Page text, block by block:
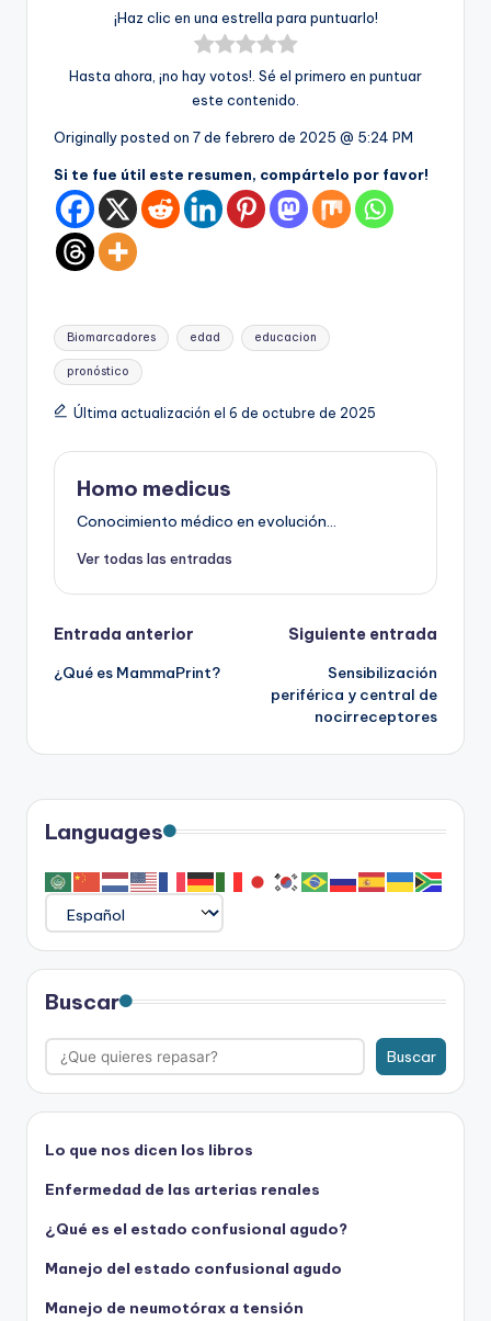
¡Haz clic en una estrella para puntuarlo!
Hasta ahora, ¡no hay votos!. Sé el primero en puntuar
este contenido.
Originally posted on 7 de febrero de 2025 @ 5:24 PM
Si te fue útil este resumen, compártelo por favor!
Etiquetas:
Biomarcadores edad educacion
pronóstico
Última actualización el 6 de octubre de 2025
Homo medicus
Conocimiento médico en evolución...
Ver todas las entradas
Navegación
de
Entrada anterior
¿Qué es MammaPrint?
Siguiente entrada
Sensibilización
periférica y central de
nocirreceptores
Languages
Buscar
Buscar
Lo que nos dicen los libros
Enfermedad de las arterias renales
¿Qué es el estado confusional agudo?
Manejo del estado confusional agudo
Manejo de neumotórax a tensión